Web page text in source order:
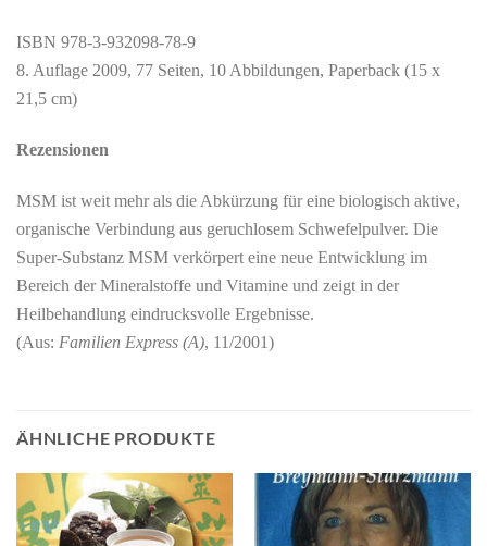
ISBN 978-3-932098-78-9
8. Auflage 2009, 77 Seiten, 10 Abbildungen, Paperback (15 x
21,5 cm)
Rezensionen
MSM ist weit mehr als die Abkürzung für eine biologisch aktive,
organische Verbindung aus geruchlosem Schwefelpulver. Die
Super-Substanz MSM verkörpert eine neue Entwicklung im
Bereich der Mineralstoffe und Vitamine und zeigt in der
Heilbehandlung eindrucksvolle Ergebnisse.
(Aus: Familien Express (A), 11/2001)
ÄHNLICHE PRODUKTE